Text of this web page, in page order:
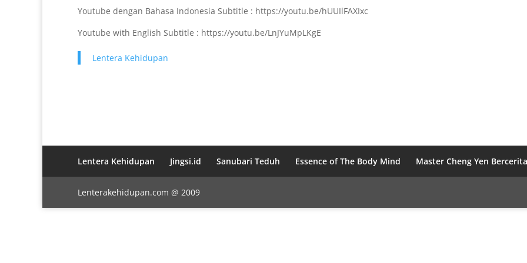
Youtube dengan Bahasa Indonesia Subtitle : https://youtu.be/hUUIlFAXIxc
Youtube with English Subtitle : https://youtu.be/LnJYuMpLKgE
Lentera Kehidupan
Lentera Kehidupan Jingsi.id Sanubari Teduh Essence of The Body Mind Master Cheng Yen Bercerita
Lenterakehidupan.com @ 2009